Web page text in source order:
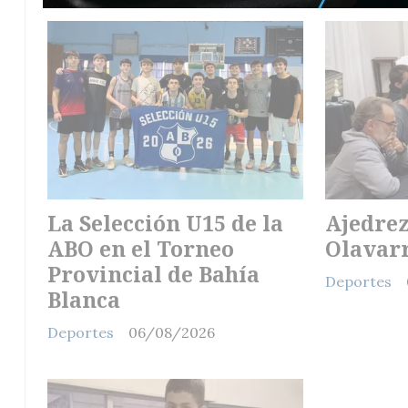
La Selección U15 de la
ABO en el Torneo
Provincial de Bahía
Blanca
Deportes 06/08/2026
Deportes